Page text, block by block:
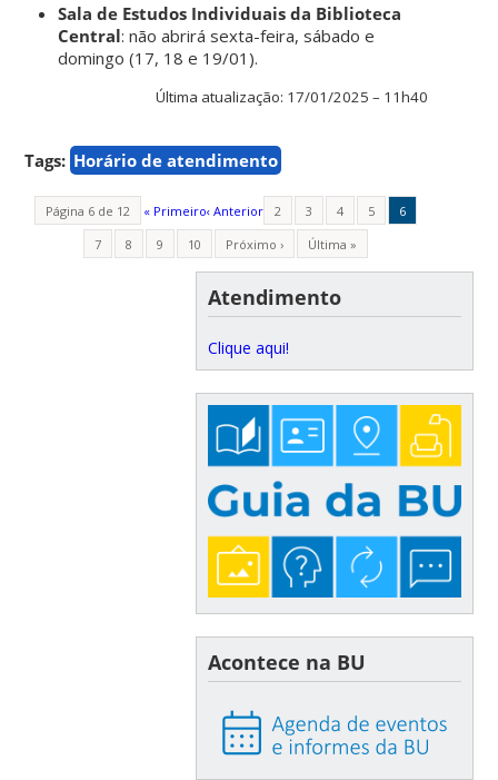
Sala de Estudos Individuais da Biblioteca
Central: não abrirá sexta-feira, sábado e
domingo (17, 18 e 19/01).
Última atualização: 17/01/2025 – 11h40
Tags: Horário de atendimento
Página 6 de 12 « Primeiro‹ Anterior 2 3 4 5
6
7
8 9 10 Próximo › Última »
Atendimento
Clique aqui!
Acontece na BU